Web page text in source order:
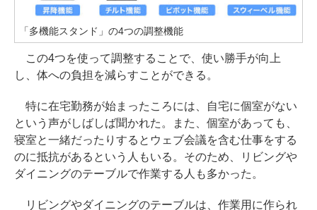
「多機能スタンド」の4つの調整機能
この4つを使って調整することで、使い勝手が向上
し、体への負担を減らすことができる。
特に在宅勤務が始まったころには、自宅に個室がない
という声がしばしば聞かれた。また、個室があっても、
寝室と一緒だったりするとウェブ会議を含む仕事をする
のに抵抗があるという人もいる。そのため、リビングや
ダイニングのテーブルで作業する人も多かった。
リビングやダイニングのテーブルは、作業用に作られ